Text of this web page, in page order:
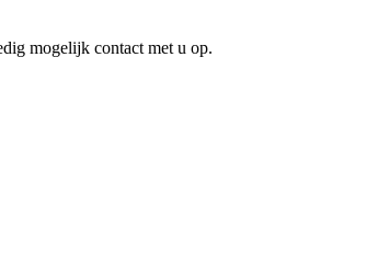
mogelijk contact met u op.